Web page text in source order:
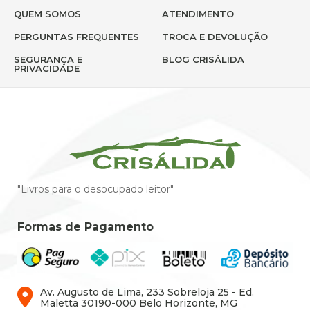
QUEM SOMOS ATENDIMENTO
PERGUNTAS FREQUENTES TROCA E DEVOLUÇÃO
SEGURANÇA E
PRIVACIDADE
BLOG CRISÁLIDA
"Livros para o desocupado leitor"
Formas de Pagamento
Av. Augusto de Lima, 233 Sobreloja 25 - Ed.
Maletta 30190-000 Belo Horizonte, MG